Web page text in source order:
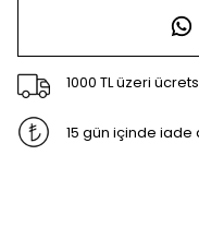
1000 TL üzeri
15 gün içinde iade